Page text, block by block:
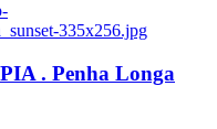
335x256.jpg
. Penha Longa